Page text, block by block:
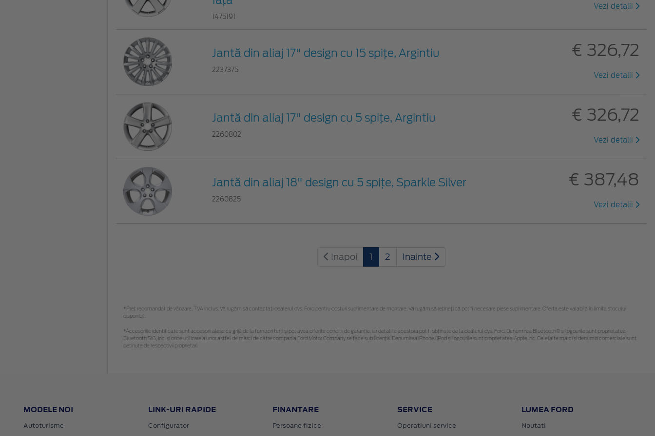
1475191
Vezi detalii
Jantă din aliaj 17" design cu 15 spiţe, Argintiu
2237375
€ 326,72
Vezi detalii
Jantă din aliaj 17" design cu 5 spiţe, Argintiu
2260802
€ 326,72
Vezi detalii
Jantă din aliaj 18" design cu 5 spiţe, Sparkle Silver
2260825
€ 387,48
Vezi detalii
Inapoi 1 2 Inainte
*Preţ recomandat de vânzare, TVA inclus. Vă rugăm să contactaţi dealerul dvs. Ford pentru costuri suplimentare de montare. Vă rugăm să rețineți că pot fi necesare piese suplimentare. Oferta este valabilă în limita stocului
disponibil.
*Accesoriile identificate sunt accesorii alese cu grijă de la furnizori terți și pot avea diferite condiții de garanție, iar detaliile acestora pot fi obținute de la dealerul dvs. Ford. Denumirea Bluetooth® și logourile sunt proprietatea
Bluetooth SIG, Inc. și orice utilizare a unor astfel de mărci de către compania Ford Motor Company se face sub licență. Denumirea iPhone/iPod și logourile sunt proprietatea Apple Inc. Celelalte mărci și denumiri comerciale sunt
deținute de respectivii proprietari
MODELE NOI
Autoturisme
LINK-URI RAPIDE
Configurator
FINANTARE
Persoane fizice
SERVICE
Operatiuni service
LUMEA FORD
Noutati